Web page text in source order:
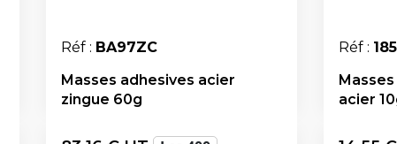
Réf : BA97ZC
Masses adhesives acier
zingue 60g
Réf :
acier